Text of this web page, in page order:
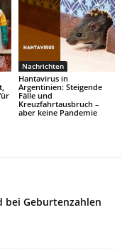
Nachrichten
Hantavirus in
Argentinien: Steigende
Fälle und
Kreuzfahrtausbruch –
aber keine Pandemie
bei Geburtenzahlen